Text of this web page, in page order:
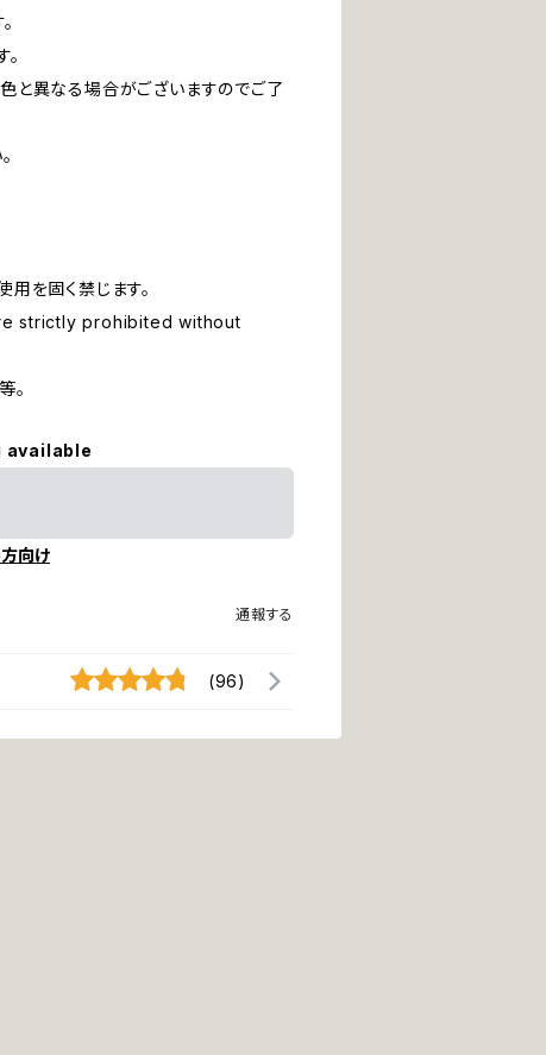
と異なる場合がございますのでご了
を固く禁じます。
strictly prohibited without
。
available
向け
通報する
(96)